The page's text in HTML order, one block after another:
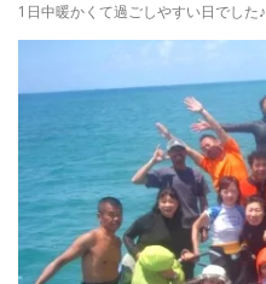
1日中暖かくて過ごしやすい日でした♪